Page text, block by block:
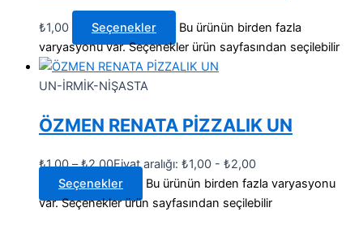
₺1,00 Seçenekler
Bu ürünün birden fazla
varyasyonu var. Seçenekler ürün sayfasından seçilebilir
UN-İRMİK-NİŞASTA
ÖZMEN RENATA PİZZALIK UN
₺1,00 –₺2,00Fiyat aralığı: ₺1,00 - ₺2,00
Seçenekler
Bu ürünün birden fazla varyasyonu
var. Seçenekler ürün sayfasından seçilebilir